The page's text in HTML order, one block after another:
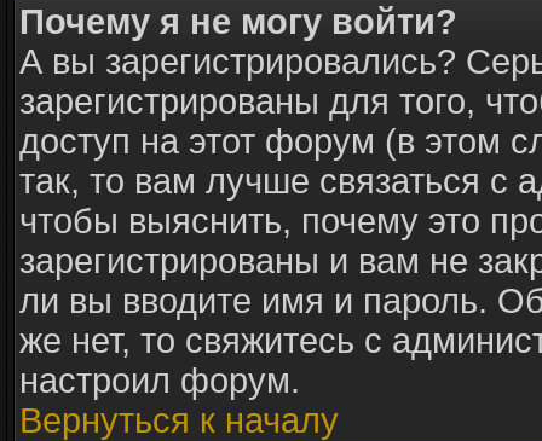
Почему я не могу войти?
А вы зарегистрировались?
зарегистрированы для того,
доступ на этот форум (в этом
так, то вам лучше связаться с
чтобы выяснить, почему это
зарегистрированы и вам не
ли вы вводите имя и пароль.
же нет, то свяжитесь с
настроил форум.
Вернуться к началу